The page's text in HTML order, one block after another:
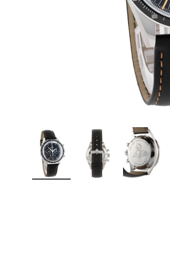
Bild 1 in Galerieansicht laden
Bild 2 in Galerieansicht
Bild 3 in